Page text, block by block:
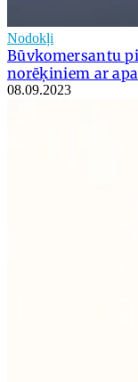
Nodokļi
Būvkomersantu
norēķiniem ar
08.09.2023